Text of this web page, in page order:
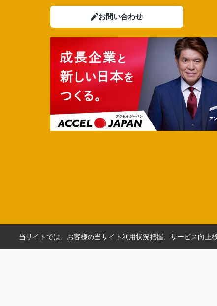
お問い合わせ
当サイトでは、お客様の当サイト利用状況把握、サービス向上